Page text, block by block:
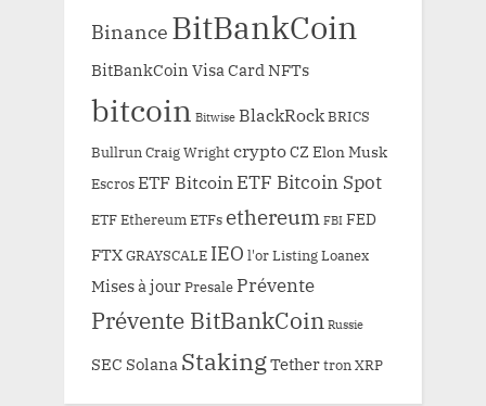
Binance BitBankCoin
BitBankCoin Visa Card NFTs
bitcoin Bitwise BlackRockBRICS
Bullrun Craig WrightcryptoCZ Elon Musk
EscrosETF Bitcoin ETF Bitcoin Spot
ETF Ethereum ETFs ethereum FBI FED
FTXGRAYSCALE IEO l'orListingLoanex
Mises à jourPresale Prévente
Prévente BitBankCoin Russie
SEC Solana StakingTethertron XRP